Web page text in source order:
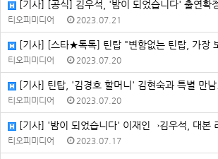
[기사] [공식] 김우석, '밤이 되었습니다' 출연확
티오피미디어 2023.07.21
[기사] [스타★톡톡] 틴탑 "변함없는 틴탑, 가장
티오피미디어 2023.07.20
[기사] 틴탑, '김경호 할머니' 김현숙과 특별 만
티오피미디어 2023.07.20
[기사] '밤이 되었습니다' 이재인→김우석, 대본
티오피미디어 2023.07.17